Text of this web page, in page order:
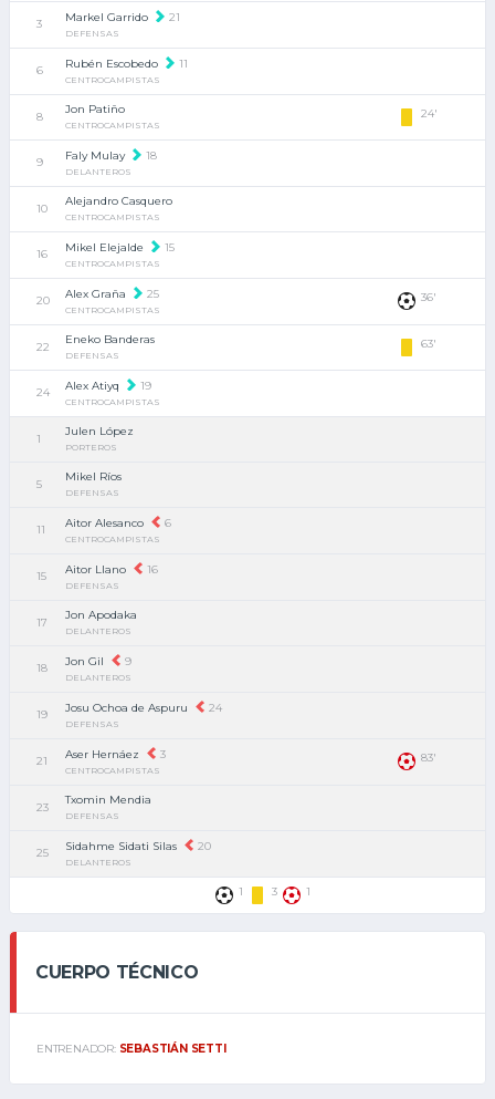
3 Markel Garrido 21
DEFENSAS
6 Rubén Escobedo 11
CENTROCAMPISTAS
8
Jon Patiño
CENTROCAMPISTAS
24'
9 Faly Mulay 18
DELANTEROS
10
Alejandro Casquero
CENTROCAMPISTAS
16 Mikel Elejalde 15
CENTROCAMPISTAS
20 Alex Graña 25
CENTROCAMPISTAS
36'
22
Eneko Banderas
DEFENSAS
63'
24 Alex Atiyq 19
CENTROCAMPISTAS
1
Julen López
PORTEROS
5
Mikel Ríos
DEFENSAS
11 Aitor Alesanco 6
CENTROCAMPISTAS
15 Aitor Llano 16
DEFENSAS
17
Jon Apodaka
DELANTEROS
18 Jon Gil 9
DELANTEROS
19 Josu Ochoa de Aspuru 24
DEFENSAS
21 Aser Hernáez 3
CENTROCAMPISTAS
83'
23
Txomin Mendia
DEFENSAS
25 Sidahme Sidati Silas 20
DELANTEROS
1 3 1
CUERPO TÉCNICO
ENTRENADOR: SEBASTIÁN SETTI